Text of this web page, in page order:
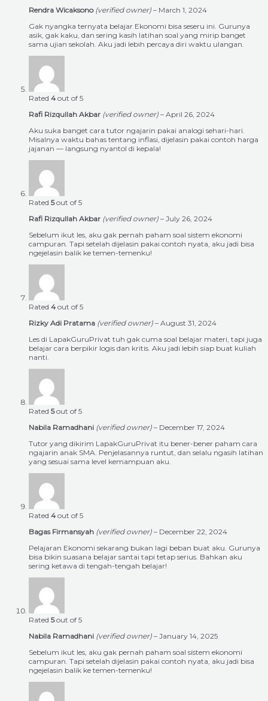
Rendra Wicaksono (verified owner) – March 1, 2024
Gak nyangka ternyata belajar Ekonomi bisa seseru ini. Gurunya
asik, gak kaku, dan sering kasih latihan soal yang mirip banget
sama ujian sekolah. Aku jadi lebih percaya diri waktu ulangan.
Rated 4 out of 5
Rafi Rizqullah Akbar (verified owner) – April 26, 2024
Aku suka banget cara tutor ngajarin pakai analogi sehari-hari.
Misalnya waktu bahas tentang inflasi, dijelasin pakai contoh harga
jajanan — langsung nyantol di kepala!
Rated 5out of 5
Rafi Rizqullah Akbar (verified owner) – July 26, 2024
Sebelum ikut les, aku gak pernah paham soal sistem ekonomi
campuran. Tapi setelah dijelasin pakai contoh nyata, aku jadi bisa
ngejelasin balik ke temen-temenku!
Rated 4 out of 5
Rizky Adi Pratama (verified owner) – August 31, 2024
Les di LapakGuruPrivat tuh gak cuma soal belajar materi, tapi juga
belajar cara berpikir logis dan kritis. Aku jadi lebih siap buat kuliah
nanti.
Rated 5out of 5
Nabila Ramadhani (verified owner) – December 17, 2024
Tutor yang dikirim LapakGuruPrivat itu bener-bener paham cara
ngajarin anak SMA. Penjelasannya runtut, dan selalu ngasih latihan
yang sesuai sama level kemampuan aku.
Rated 4 out of 5
Bagas Firmansyah (verified owner) – December 22, 2024
Pelajaran Ekonomi sekarang bukan lagi beban buat aku. Gurunya
bisa bikin suasana belajar santai tapi tetap serius. Bahkan aku
sering ketawa di tengah-tengah belajar!
Rated 5out of 5
Nabila Ramadhani (verified owner) – January 14, 2025
Sebelum ikut les, aku gak pernah paham soal sistem ekonomi
campuran. Tapi setelah dijelasin pakai contoh nyata, aku jadi bisa
ngejelasin balik ke temen-temenku!